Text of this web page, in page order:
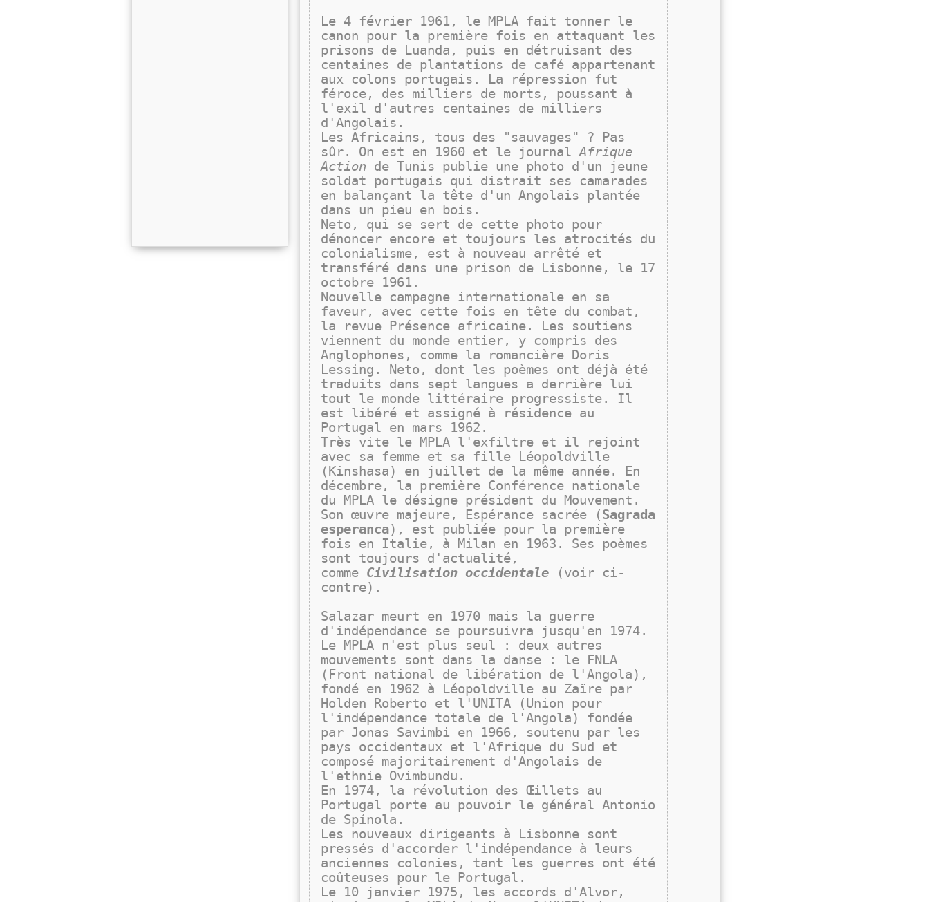
Le 4 février 1961, le MPLA fait tonner le
canon pour la première fois en attaquant les
prisons de Luanda, puis en détruisant des
centaines de plantations de café appartenant
aux colons portugais. La répression fut
féroce, des milliers de morts, poussant à
l'exil d'autres centaines de milliers
d'Angolais.
Les Africains, tous des "sauvages" ? Pas
sûr. On est en 1960 et le journalAfrique
Action de Tunis publie une photo d'un jeune
soldat portugais qui distrait ses camarades
en balançant la tête d'un Angolais plantée
dans un pieu en bois.
Neto, qui se sert de cette photo pour
dénoncer encore et toujours les atrocités du
colonialisme, est à nouveau arrêté et
transféré dans une prison de Lisbonne, le 17
octobre 1961.
Nouvelle campagne internationale en sa
faveur, avec cette fois en tête du combat,
la revue Présence africaine. Les soutiens
viennent du monde entier, y compris des
Anglophones, comme la romancière Doris
Lessing. Neto, dont les poèmes ont déjà été
traduits dans sept langues a derrière lui
tout le monde littéraire progressiste. Il
est libéré et assigné à résidence au
Portugal en mars 1962.
Très vite le MPLA l'exfiltre et il rejoint
avec sa femme et sa fille Léopoldville
(Kinshasa) en juillet de la même année. En
décembre, la première Conférence nationale
du MPLA le désigne président du Mouvement.
Son œuvre majeure, Espérance sacrée (Sagrada
esperanca), est publiée pour la première
fois en Italie, à Milan en 1963. Ses poèmes
sont toujours d'actualité,
comme Civilisation occidentale(voir ci-
contre).
Salazar meurt en 1970 mais la guerre
d'indépendance se poursuivra jusqu'en 1974.
Le MPLA n'est plus seul : deux autres
mouvements sont dans la danse : le FNLA
(Front national de libération de l'Angola),
fondé en 1962 à Léopoldville au Zaïre par
Holden Roberto et l'UNITA (Union pour
l'indépendance totale de l'Angola) fondée
par Jonas Savimbi en 1966, soutenu par les
pays occidentaux et l'Afrique du Sud et
composé majoritairement d'Angolais de
l'ethnie Ovimbundu.
En 1974, la révolution des Œillets au
Portugal porte au pouvoir le général Antonio
de Spínola.
Les nouveaux dirigeants à Lisbonne sont
pressés d'accorder l'indépendance à leurs
anciennes colonies, tant les guerres ont été
coûteuses pour le Portugal.
Le 10 janvier 1975, les accords d'Alvor,